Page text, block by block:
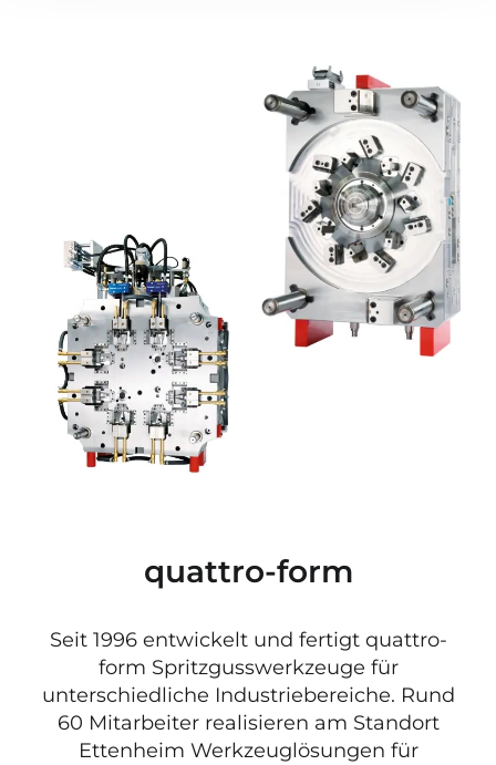
quattro-form
Seit 1996 entwickelt und fertigt quattro-
form Spritzgusswerkzeuge für
unterschiedliche Industriebereiche. Rund
60 Mitarbeiter realisieren am Standort
Ettenheim Werkzeuglösungen für